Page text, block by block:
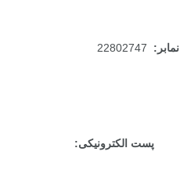
نمابر:
پست الکترونیکی: